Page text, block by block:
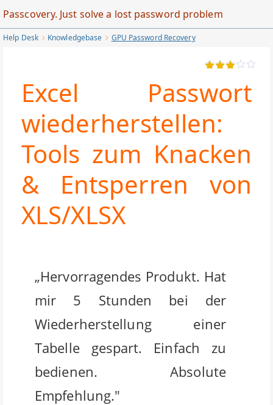
Skip
Main
Passcovery. Just solve a lost password problem
Help Desk Knowledgebase GPU Password Recovery
Excel Passwort
wiederherstellen:
Tools zum Knacken
& Entsperren von
XLS/XLSX
„Hervorragendes Produkt. Hat
mir 5 Stunden bei der
Wiederherstellung einer
Tabelle gespart. Einfach zu
bedienen. Absolute
Empfehlung."